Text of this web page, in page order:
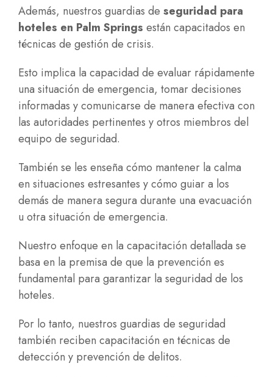
Además, nuestros guardias de seguridad para
hoteles en Palm Springs están capacitados en
técnicas de gestión de crisis.
Esto implica la capacidad de evaluar rápidamente
una situación de emergencia, tomar decisiones
informadas y comunicarse de manera efectiva con
las autoridades pertinentes y otros miembros del
equipo de seguridad.
También se les enseña cómo mantener la calma
en situaciones estresantes y cómo guiar a los
demás de manera segura durante una evacuación
u otra situación de emergencia.
Nuestro enfoque en la capacitación detallada se
basa en la premisa de que la prevención es
fundamental para garantizar la seguridad de los
hoteles.
Por lo tanto, nuestros guardias de seguridad
también reciben capacitación en técnicas de
detección y prevención de delitos.